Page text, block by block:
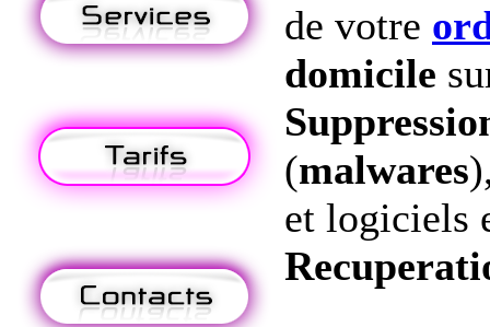
de votre
domicile
(malwares
et logiciels